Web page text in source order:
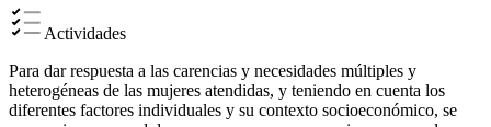
Actividades
Para dar respuesta a las carencias y necesidades múltiples y
heterogéneas de las mujeres atendidas, y teniendo en cuenta los
diferentes factores individuales y su contexto socioeconómico, se